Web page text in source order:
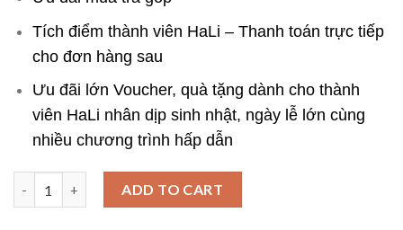
Tích điểm thành viên HaLi – Thanh toán trực tiếp
cho đơn hàng sau
Ưu đãi lớn Voucher, quà tặng dành cho thành
viên HaLi nhân dịp sinh nhật, ngày lễ lớn cùng
nhiều chương trình hấp dẫn
ADD TO CART